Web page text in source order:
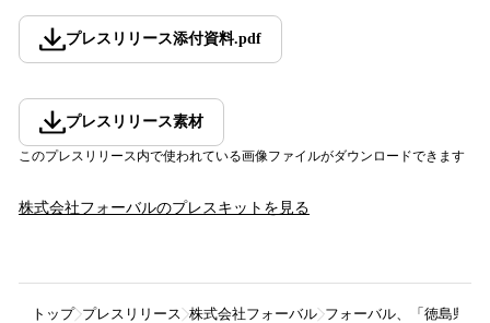
プレスリリース添付資料.pdf
プレスリリース素材
このプレスリリース内で使われている画像ファイルがダウンロードできます
株式会社フォーバルのプレスキットを見る
トップ プレスリリース 株式会社フォーバル フォーバル、「徳島県発